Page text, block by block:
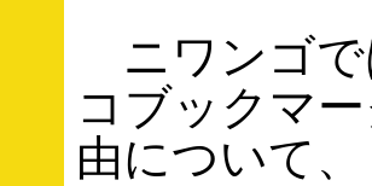
ニワンゴで
コブックマ
由について